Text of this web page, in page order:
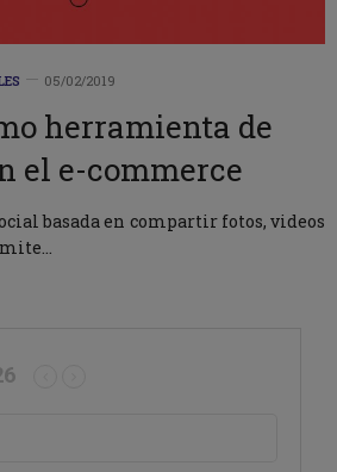
05/02/2019
herramienta de
el e-commerce
basada en compartir fotos, videos